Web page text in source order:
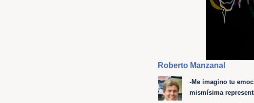
Roberto Manzanal
-Me imagino tu
mismísima